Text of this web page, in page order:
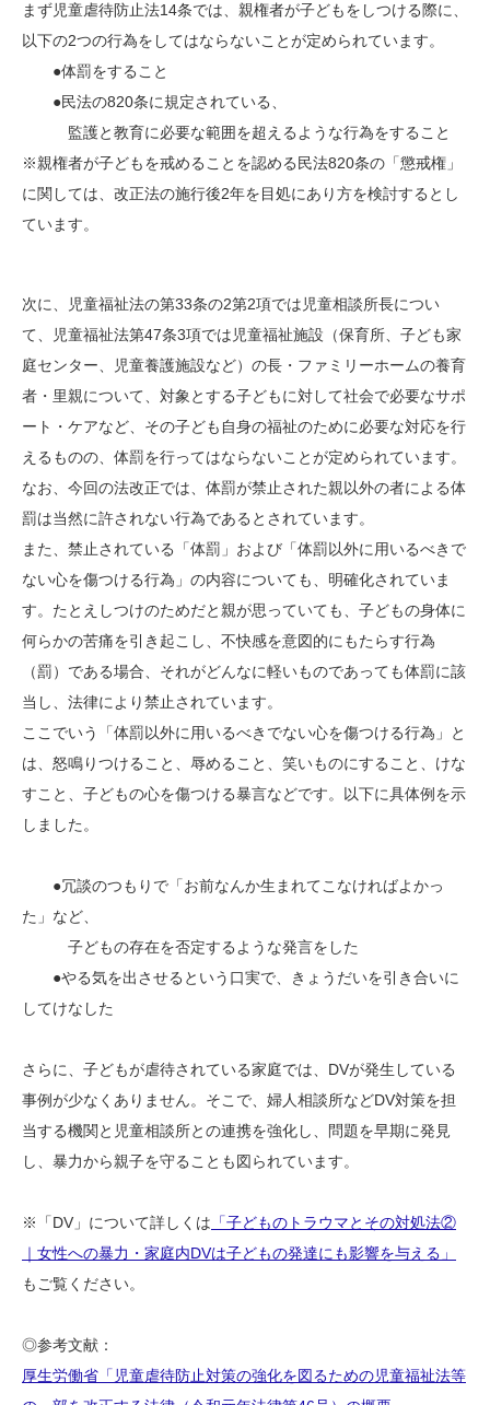
まず児童虐待防止法14条では、親権者が子どもをしつける際に、
以下の2つの行為をしてはならないことが定められています。
●体罰をすること
●民法の820条に規定されている、
監護と教育に必要な範囲を超えるような行為をすること
※親権者が子どもを戒めることを認める民法820条の「懲戒権」
に関しては、改正法の施行後2年を目処にあり方を検討するとし
ています。
次に、児童福祉法の第33条の2第2項では児童相談所長につい
て、児童福祉法第47条3項では児童福祉施設（保育所、子ども家
庭センター、児童養護施設など）の長・ファミリーホームの養育
者・里親について、対象とする子どもに対して社会で必要なサポ
ート・ケアなど、その子ども自身の福祉のために必要な対応を行
えるものの、体罰を行ってはならないことが定められています。
なお、今回の法改正では、体罰が禁止された親以外の者による体
罰は当然に許されない行為であるとされています。
また、禁止されている「体罰」および「体罰以外に用いるべきで
ない心を傷つける行為」の内容についても、明確化されていま
す。たとえしつけのためだと親が思っていても、子どもの身体に
何らかの苦痛を引き起こし、不快感を意図的にもたらす行為
（罰）である場合、それがどんなに軽いものであっても体罰に該
当し、法律により禁止されています。
ここでいう「体罰以外に用いるべきでない心を傷つける行為」と
は、怒鳴りつけること、辱めること、笑いものにすること、けな
すこと、子どもの心を傷つける暴言などです。以下に具体例を示
しました。
●冗談のつもりで「お前なんか生まれてこなければよかっ
た」など、
子どもの存在を否定するような発言をした
●やる気を出させるという口実で、きょうだいを引き合いに
してけなした
さらに、子どもが虐待されている家庭では、DVが発生している
事例が少なくありません。そこで、婦人相談所などDV対策を担
当する機関と児童相談所との連携を強化し、問題を早期に発見
し、暴力から親子を守ることも図られています。
※「DV」について詳しくは 「子どものトラウマとその対処法②
｜女性への暴力・家庭内DVは子どもの発達にも影響を与える」
もご覧ください。
◎参考文献：
厚生労働省「児童虐待防止対策の強化を図るための児童福祉法等